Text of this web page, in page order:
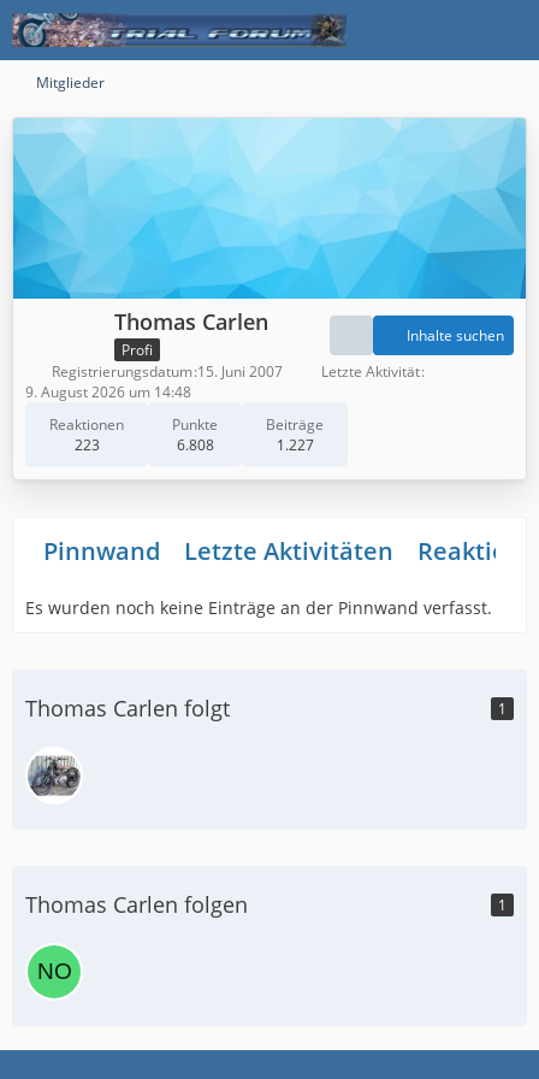
Mitglieder
Thomas Carlen
Profi
Reaktionen
223
Punkte
6.808
Beiträge
1.227
Inhalte suchen
Registrierungsdatum 15. Juni 2007
Letzte Aktivität
9. August 2026 um 14:48
Pinnwand Letzte Aktivitäten
Es wurden noch keine Einträge an der Pinnwand verfasst.
Thomas Carlen folgt 1
Thomas Carlen folgen 1